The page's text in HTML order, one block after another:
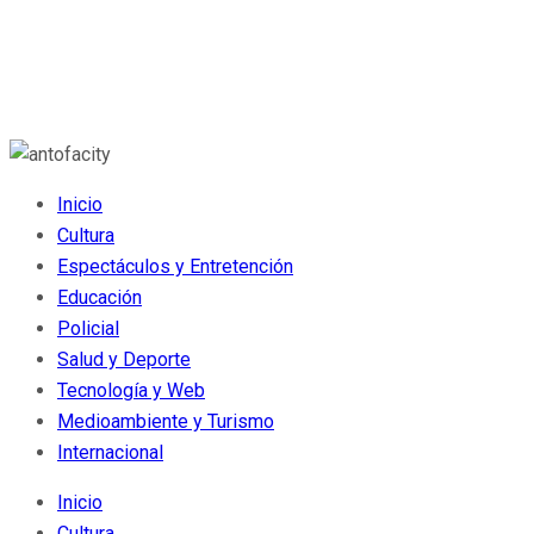
Inicio
Cultura
Espectáculos y Entretención
Educación
Policial
Salud y Deporte
Tecnología y Web
Medioambiente y Turismo
Internacional
Inicio